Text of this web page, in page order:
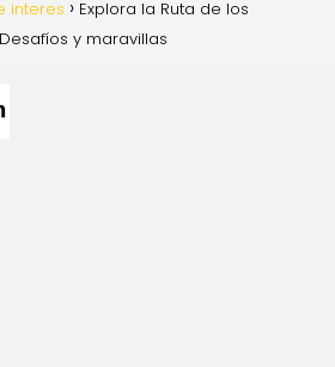
interes
Explora la Ruta de los
y maravillas